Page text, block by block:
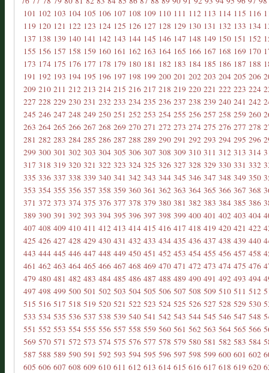
101 102 103 104 105 106 107 108 109 110 111 112 113 114 115 116
119 120 121 122 123 124 125 126 127 128 129 130 131 132 133 134
137 138 139 140 141 142 143 144 145 146 147 148 149 150 151 152
155 156 157 158 159 160 161 162 163 164 165 166 167 168 169 170
173 174 175 176 177 178 179 180 181 182 183 184 185 186 187 188
191 192 193 194 195 196 197 198 199 200 201 202 203 204 205 206
209 210 211 212 213 214 215 216 217 218 219 220 221 222 223 224
227 228 229 230 231 232 233 234 235 236 237 238 239 240 241 242
245 246 247 248 249 250 251 252 253 254 255 256 257 258 259 260
263 264 265 266 267 268 269 270 271 272 273 274 275 276 277 278
281 282 283 284 285 286 287 288 289 290 291 292 293 294 295 296
299 300 301 302 303 304 305 306 307 308 309 310 311 312 313 314
317 318 319 320 321 322 323 324 325 326 327 328 329 330 331 332
335 336 337 338 339 340 341 342 343 344 345 346 347 348 349 350
353 354 355 356 357 358 359 360 361 362 363 364 365 366 367 368
371 372 373 374 375 376 377 378 379 380 381 382 383 384 385 386
389 390 391 392 393 394 395 396 397 398 399 400 401 402 403 404
407 408 409 410 411 412 413 414 415 416 417 418 419 420 421 422
425 426 427 428 429 430 431 432 433 434 435 436 437 438 439 440
443 444 445 446 447 448 449 450 451 452 453 454 455 456 457 458
461 462 463 464 465 466 467 468 469 470 471 472 473 474 475 476
479 480 481 482 483 484 485 486 487 488 489 490 491 492 493 494
497 498 499 500 501 502 503 504 505 506 507 508 509 510 511 512
515 516 517 518 519 520 521 522 523 524 525 526 527 528 529 530
533 534 535 536 537 538 539 540 541 542 543 544 545 546 547 548
551 552 553 554 555 556 557 558 559 560 561 562 563 564 565 566
569 570 571 572 573 574 575 576 577 578 579 580 581 582 583 584
587 588 589 590 591 592 593 594 595 596 597 598 599 600 601 602
605 606 607 608 609 610 611 612 613 614 615 616 617 618 619 620